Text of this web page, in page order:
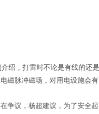
绍，打雷时不论是有线的还
磁脉冲磁场，对用电设施会有
争议，杨超建议，为了安全